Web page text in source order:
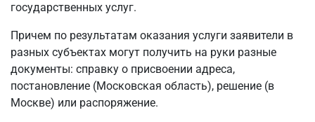
государственных услуг.
Причем по результатам оказания услуги заявители в
разных субъектах могут получить на руки разные
документы: справку о присвоении адреса,
постановление (Московская область), решение (в
Москве) или распоряжение.